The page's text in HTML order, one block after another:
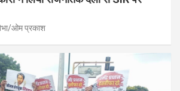
ओम प्रकाश